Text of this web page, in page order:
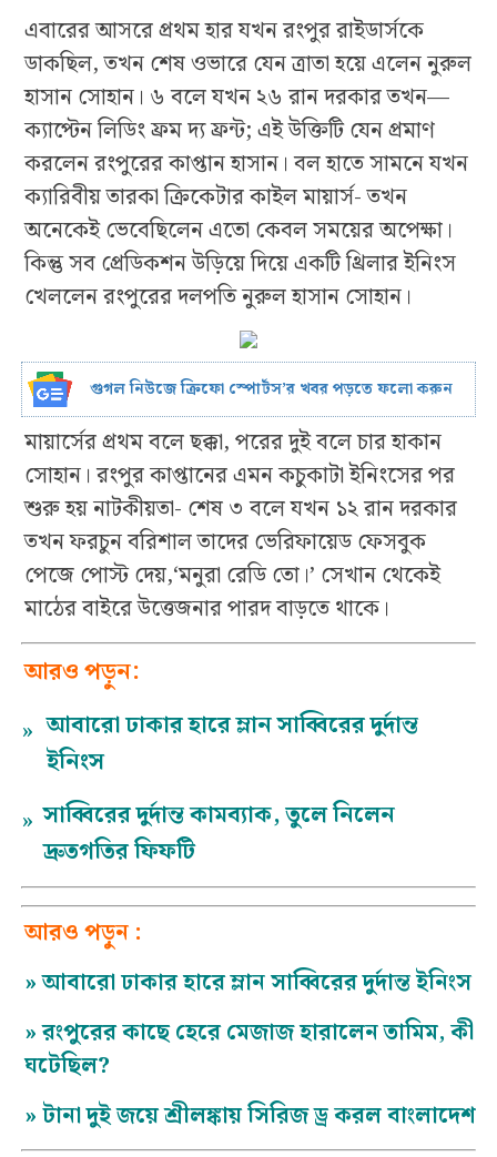
এবারের আসরে প্রথম হার যখন রংপুর রাইডার্সকে
ডাকছিল, তখন শেষ ওভারে যেন ত্রাতা হয়ে এলেন নুরুল
হাসান সোহান। ৬ বলে যখন ২৬ রান দরকার তখন—
ক্যাপ্টেন লিডিং ফ্রম দ্য ফ্রন্ট; এই উক্তিটি যেন প্রমাণ
করলেন রংপুরের কাপ্তান হাসান। বল হাতে সামনে যখন
ক্যারিবীয় তারকা ক্রিকেটার কাইল মায়ার্স- তখন
অনেকেই ভেবেছিলেন এতো কেবল সময়ের অপেক্ষা।
কিন্তু সব প্রেডিকশন উড়িয়ে দিয়ে একটি থ্রিলার ইনিংস
খেললেন রংপুরের দলপতি নুরুল হাসান সোহান।
গুগল নিউজে ক্রিফো স্পোর্টস’র খবর পড়তে ফলো করুন
মায়ার্সের প্রথম বলে ছক্কা, পরের দুই বলে চার হাকান
সোহান। রংপুর কাপ্তানের এমন কচুকাটা ইনিংসের পর
শুরু হয় নাটকীয়তা- শেষ ৩ বলে যখন ১২ রান দরকার
তখন ফরচুন বরিশাল তাদের ভেরিফায়েড ফেসবুক
পেজে পোস্ট দেয়,‘মনুরা রেডি তো।’ সেখান থেকেই
মাঠের বাইরে উত্তেজনার পারদ বাড়তে থাকে।
আরও পড়ুন:
» আবারো ঢাকার হারে ম্লান সাব্বিরের দুর্দান্ত
ইনিংস
» সাব্বিরের দুর্দান্ত কামব্যাক, তুলে নিলেন
দ্রুতগতির ফিফটি
আরও পড়ুন :
»আবারো ঢাকার হারে ম্লান সাব্বিরের দুর্দান্ত ইনিংস
»রংপুরের কাছে হেরে মেজাজ হারালেন তামিম, কী
ঘটেছিল?
»টানা দুই জয়ে শ্রীলঙ্কায় সিরিজ ড্র করল বাংলাদেশ